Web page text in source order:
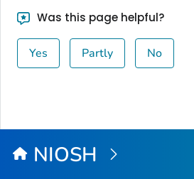
Was this page helpful?
Yes Partly No
NIOSH